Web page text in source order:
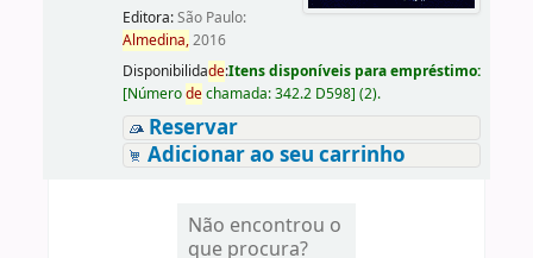
Editora:São Paulo:
Almedina,2016
Disponibilidade:Itens disponíveis para empréstimo:
[Númerodechamada:342.2 D598] (2).
Reservar
Adicionar ao seu carrinho
Não encontrou o
que procura?